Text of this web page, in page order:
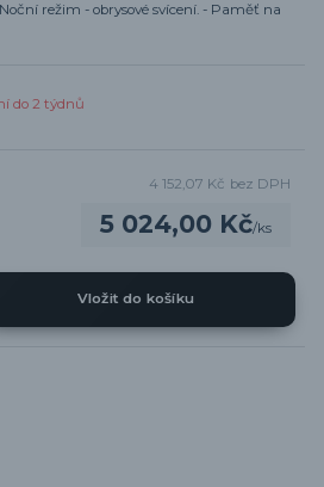
režim - obrysové svícení. - Paměť na
do 2 týdnů
5 024,00 Kč/ks
4 152,07 Kč bez DPH
Vložit do košíku